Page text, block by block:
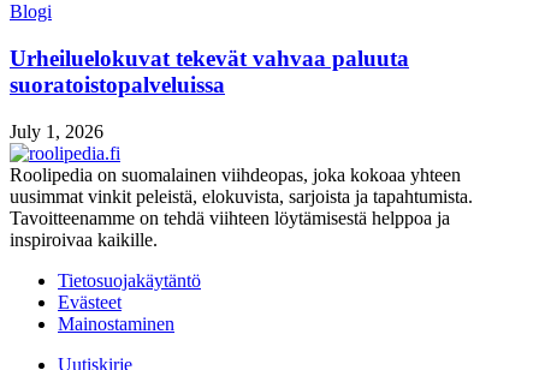
Blogi
Urheiluelokuvat tekevät vahvaa paluuta
suoratoistopalveluissa
July 1, 2026
Roolipedia on suomalainen viihdeopas, joka kokoaa yhteen
uusimmat vinkit peleistä, elokuvista, sarjoista ja tapahtumista.
Tavoitteenamme on tehdä viihteen löytämisestä helppoa ja
inspiroivaa kaikille.
Tietosuojakäytäntö
Evästeet
Mainostaminen
Uutiskirje